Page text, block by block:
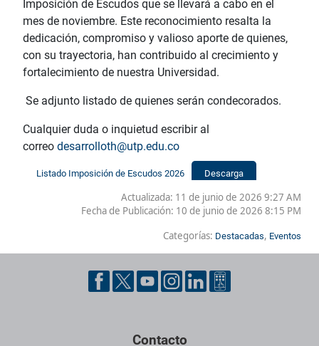
Imposición de Escudos que se llevará a cabo en el
mes de noviembre. Este reconocimiento resalta la
dedicación, compromiso y valioso aporte de quienes,
con su trayectoria, han contribuido al crecimiento y
fortalecimiento de nuestra Universidad.
Se adjunto listado de quienes serán condecorados.
Cualquier duda o inquietud escribir al
correo desarrolloth@utp.edu.co
Listado Imposición de Escudos 2026 Descarga
Actualizada: 11 de junio de 2026 9:27 AM
Fecha de Publicación: 10 de junio de 2026 8:15 PM
Categorías: Destacadas, Eventos
Contacto